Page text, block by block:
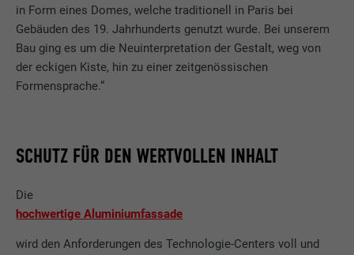
in Form eines Domes, welche traditionell in Paris bei
Gebäuden des 19. Jahrhunderts genutzt wurde. Bei unserem
Bau ging es um die Neuinterpretation der Gestalt, weg von
der eckigen Kiste, hin zu einer zeitgenössischen
Formensprache.“
SCHUTZ FÜR DEN WERTVOLLEN INHALT
Die
hochwertige Aluminiumfassade
wird den Anforderungen des Technologie-Centers voll und